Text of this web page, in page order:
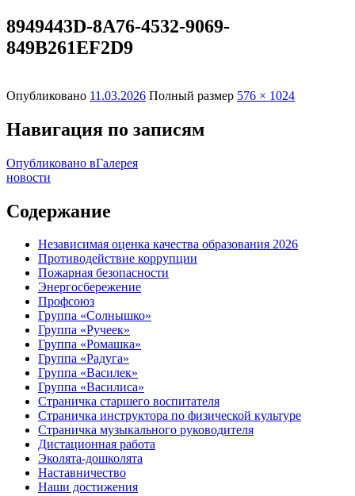
8949443D-8A76-4532-9069-
849B261EF2D9
Опубликовано 11.03.2026 Полный размер 576 × 1024
Навигация по записям
Опубликовано вГалерея
новости
Содержание
Независимая оценка качества образования 2026
Противодействие коррупции
Пожарная безопасности
Энергосбережение
Профсоюз
Группа «Солнышко»
Группа «Ручеек»
Группа «Ромашка»
Группа «Радуга»
Группа «Василек»
Группа «Василиса»
Страничка старшего воспитателя
Страничка инструктора по физической культуре
Страничка музыкального руководителя
Дистационная работа
Эколята-дошколята
Наставничество
Наши достижения